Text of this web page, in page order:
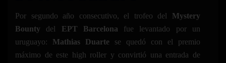
Por segundo año consecutivo, el trofeo del Mystery
Bounty del EPT Barcelona fue levantado por un
uruguayo: Mathias Duarte se quedó con el premio
máximo de este high roller y convirtió una entrada de